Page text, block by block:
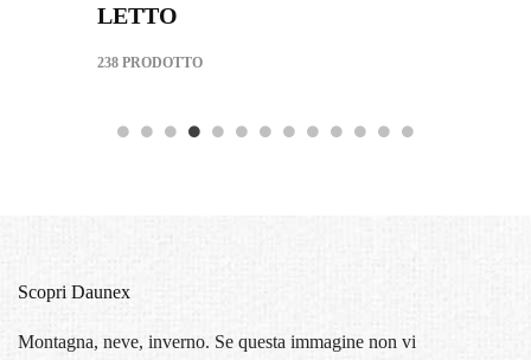
LETTO
238 PRODOTTO
Scopri Daunex
Montagna, neve, inverno. Se questa immagine non vi